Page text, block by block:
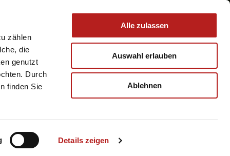
zählen
die
genutzt
Durch
finden Sie
Details zeigen
Alle zulassen
Auswahl erlauben
Ablehnen
Buchen
ANREISE